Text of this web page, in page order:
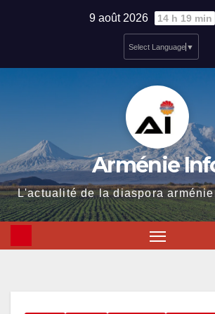
9 août 2026 14 h 19 min
Select Language ▼
Arménie
L'actualité de la diaspora